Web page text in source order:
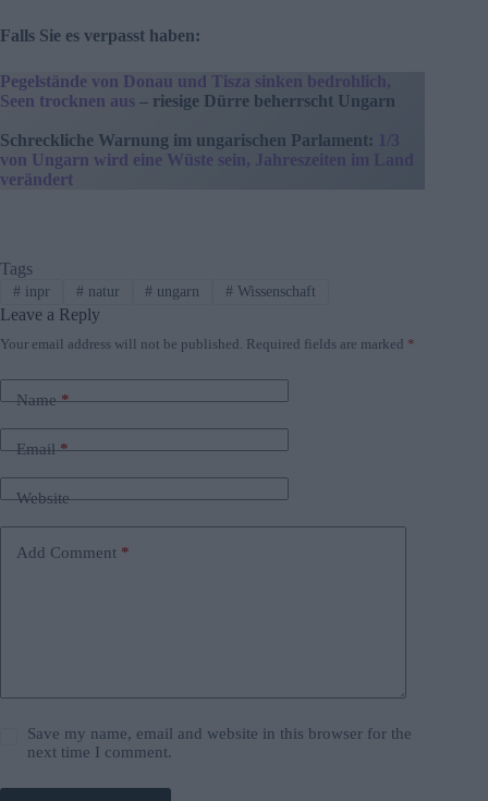
Falls Sie es verpasst haben:
Pegelstände von Donau und Tisza sinken bedrohlich,
Seen trocknen aus – riesige Dürre beherrscht Ungarn
Schreckliche Warnung im ungarischen Parlament: 1/3
von Ungarn wird eine Wüste sein, Jahreszeiten im Land
verändert
Tags
#inpr #natur # ungarn # Wissenschaft
Leave a Reply
Your email address will not be published. Required fields are marked *
Name*
Email*
Website
Add Comment *
Save my name, email and website in this browser for the
next time I comment.